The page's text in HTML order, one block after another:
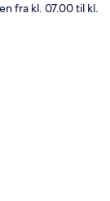
fra kl. 07.00 til kl.